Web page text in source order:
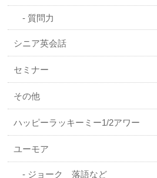
質問力
シニア英会話
セミナー
その他
ハッピーラッキーミー1/2アワー
ユーモア
ジョーク 落語など